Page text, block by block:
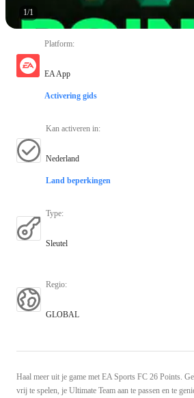
1/1
Platform:
EA App
Activering gids
Kan activeren in:
Nederland
Land beperkingen
Type:
Sleutel
Regio:
GLOBAL
Haal meer uit je game met EA Sports FC 26 Points.
vrij te spelen, je Ultimate Team aan te passen en te